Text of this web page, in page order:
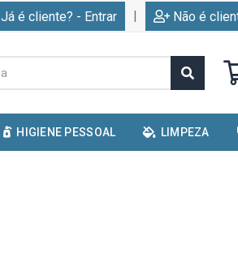
Já é cliente? - Entrar | Não é
HIGIENE PESSOAL LIMPEZA